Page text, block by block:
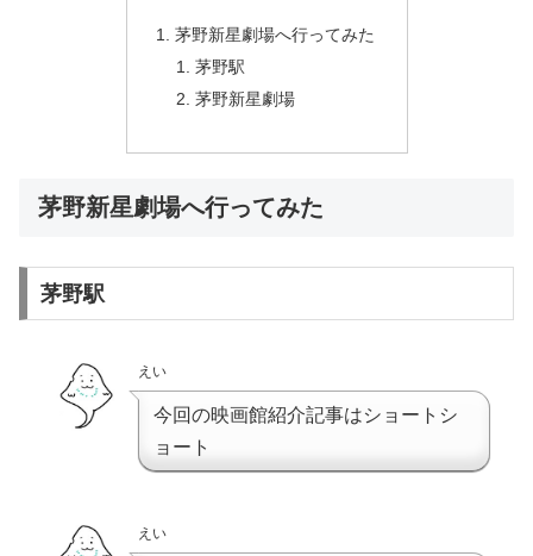
茅野新星劇場へ行ってみた
茅野駅
茅野新星劇場
茅野新星劇場へ行ってみた
茅野駅
えい
今回の映画館紹介記事はショートシ
ョート
えい